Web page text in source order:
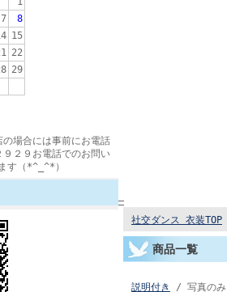
7
8
15
22
29
場合には事前にお電話
２９お電話でのお問い
す（*^_^*）
社交ダンス 衣装TOP
商品一覧
説明付き
/ 写真のみ